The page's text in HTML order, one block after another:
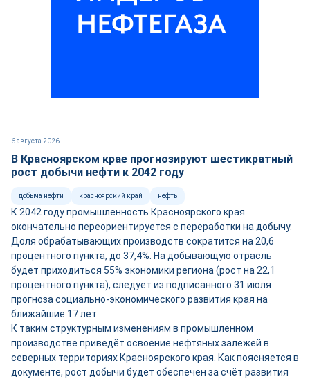
6 августа 2026
В Красноярском крае прогнозируют шестикратный
рост добычи нефти к 2042 году
добыча нефти красноярский край нефть
К 2042 году промышленность Красноярского края
окончательно переориентируется с переработки на добычу.
Доля обрабатывающих производств сократится на 20,6
процентного пункта, до 37,4%. На добывающую отрасль
будет приходиться 55% экономики региона (рост на 22,1
процентного пункта), следует из подписанного 31 июля
прогноза социально-экономического развития края на
ближайшие 17 лет.
К таким структурным изменениям в промышленном
производстве приведёт освоение нефтяных залежей в
северных территориях Красноярского края. Как поясняется в
документе, рост добычи будет обеспечен за счёт развития